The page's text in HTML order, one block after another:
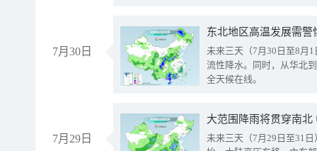
7月30日
东北地区高温发展需
未来三天（7月30日至8月
流性降水。同时，从华北
全天候在线。
7月29日
大范围降雨将贯穿南
未来三天（7月29日至31